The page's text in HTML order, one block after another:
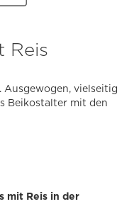
Reis
vielseitig
Beikostalter mit den
mit Reis in der